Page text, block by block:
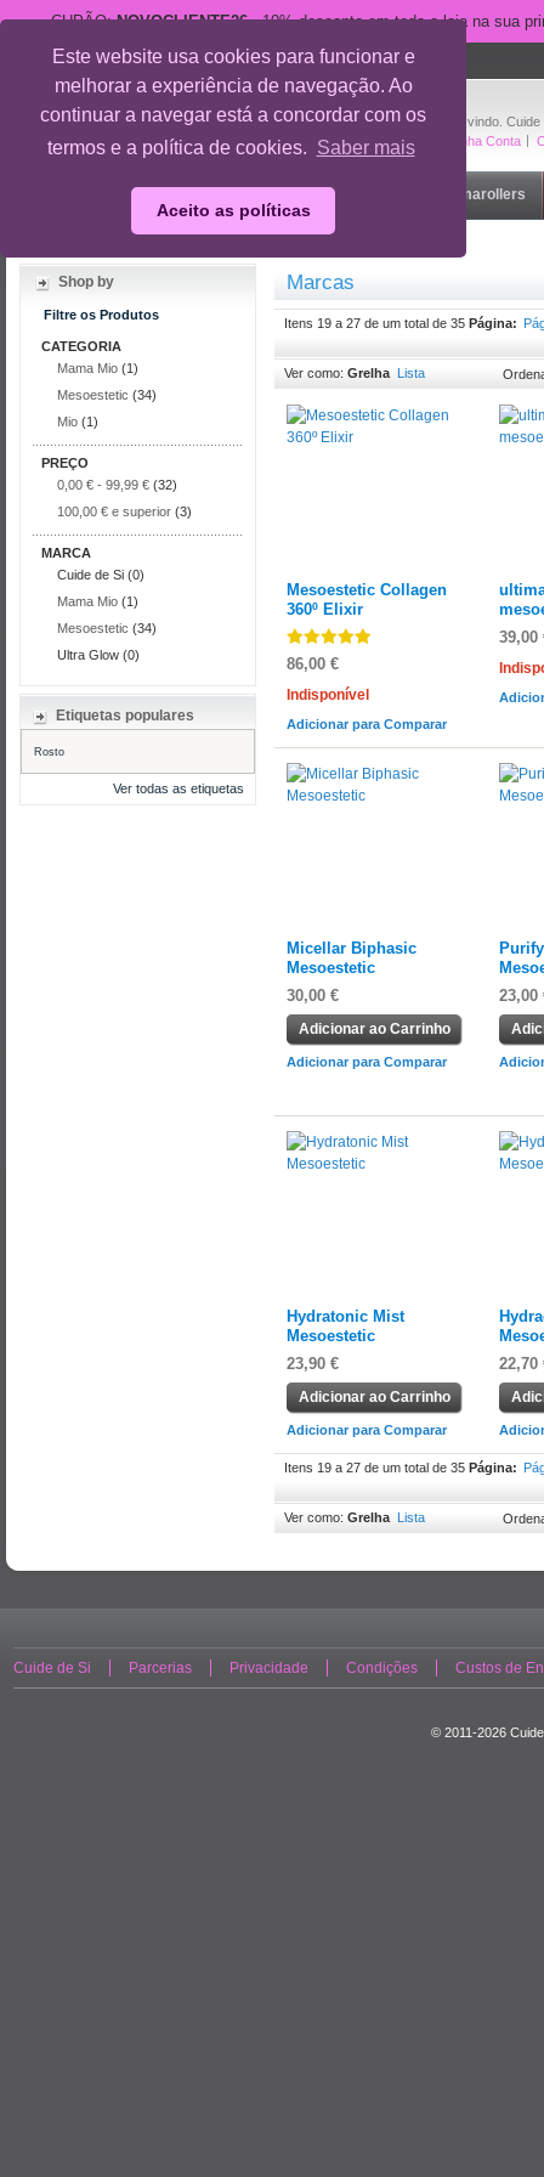
Este website usa cookies para funcionar e
melhorar a experiência de navegação. Ao
continuar a navegar está a concordar com os
termos e a política de cookies. Saber mais
Aceito as políticas
CUPÃO:NOVOCLIENTE26- 10% desconto em toda a loja na sua
Bem-vindo.
A Minha Conta
suporte@cuidedesi.pt
+351 918 595 801
Rosto Dermarollers
Marcas
Itens 19 a 27 de um total de 35 Página:
Ver como: Grelha Lista
Mesoestetic Collagen
360º Elixir
86,00 €
Indisponível
Adicionar para Comparar
39,00
Micellar Biphasic
Mesoestetic
30,00 €
Adicionar ao Carrinho
Adicionar para Comparar
23,00
Hydratonic Mist
Mesoestetic
23,90 €
Adicionar ao Carrinho
Adicionar para Comparar
22,70
Itens 19 a 27 de um total de 35 Página:
Ver como: Grelha Lista
Shop by
Filtre os Produtos
CATEGORIA
Mama Mio (1)
Mesoestetic (34)
Mio (1)
PREÇO
0,00 € - 99,99 € (32)
100,00 € e superior (3)
MARCA
Cuide de Si (0)
Mama Mio (1)
Mesoestetic (34)
Ultra Glow (0)
Etiquetas populares
Rosto
Ver todas as etiquetas
Cuide de Si Parcerias Privacidade Condições Custos de
© 2011-2026